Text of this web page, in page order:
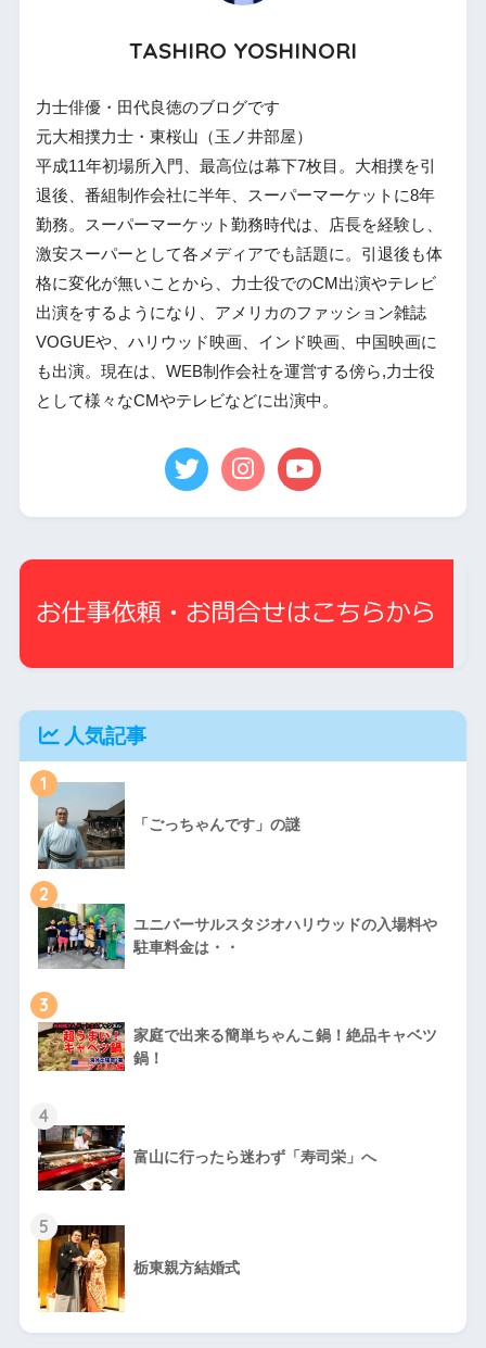
TASHIRO YOSHINORI
力士俳優・田代良徳のブログです
元大相撲力士・東桜山（玉ノ井部屋）
平成11年初場所入門、最高位は幕下7枚目。大相撲を引
退後、番組制作会社に半年、スーパーマーケットに8年
勤務。スーパーマーケット勤務時代は、店長を経験し、
激安スーパーとして各メディアでも話題に。引退後も体
格に変化が無いことから、力士役でのCM出演やテレビ
出演をするようになり、アメリカのファッション雑誌
VOGUEや、ハリウッド映画、インド映画、中国映画に
も出演。現在は、WEB制作会社を運営する傍ら,力士役
として様々なCMやテレビなどに出演中。
人気記事
1
「ごっちゃんです」の謎
2
ユニバーサルスタジオハリウッドの入場料や
駐車料金は・・
3
家庭で出来る簡単ちゃんこ鍋！絶品キャベツ
鍋！
4
富山に行ったら迷わず「寿司栄」へ
5
栃東親方結婚式